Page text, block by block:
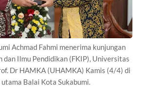
Achmad Fahmi menerima kunjungan
dan Ilmu Pendidikan (FKIP), Universitas
Dr HAMKA (UHAMKA) Kamis (4/4) di
utama Balai Kota Sukabumi.